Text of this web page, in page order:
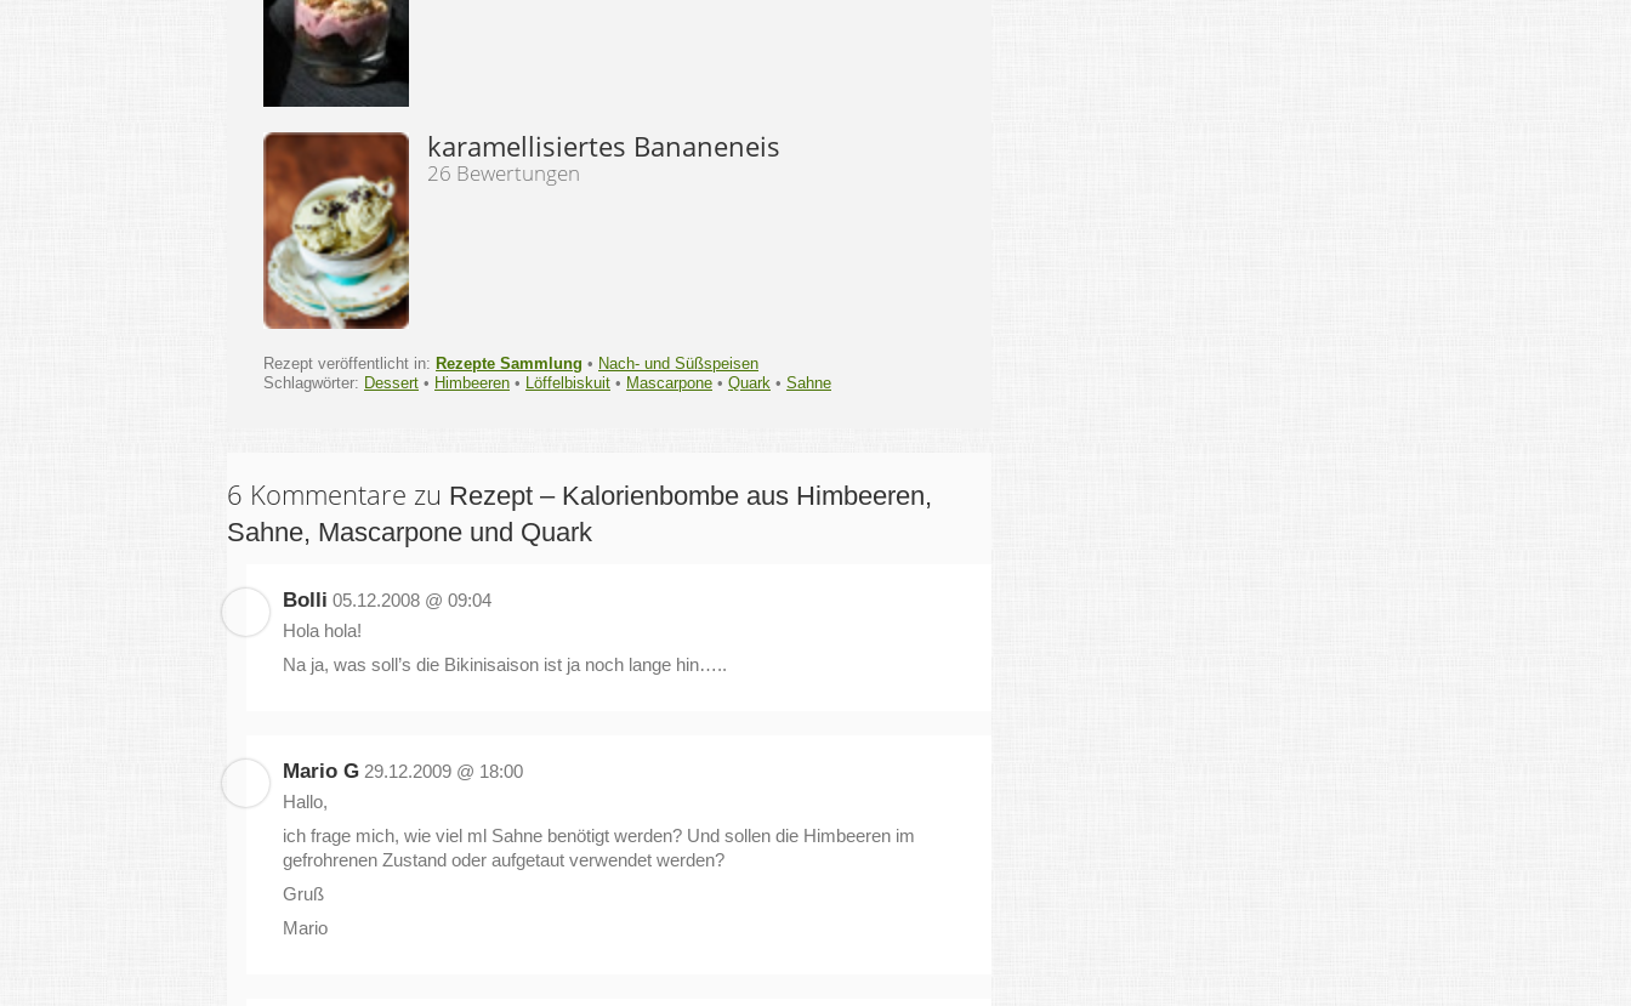
karamellisiertes Bananeneis
26 Bewertungen
Rezept veröffentlicht in: Rezepte Sammlung • Nach- und Süßspeisen
Schlagwörter: Dessert • Himbeeren • Löffelbiskuit • Mascarpone • Quark • Sahne
6 Kommentare zu Rezept – Kalorienbombe aus Himbeeren,
Sahne, Mascarpone und Quark
Bolli 05.12.2008 @ 09:04
Hola hola!
Na ja, was soll’s die Bikinisaison ist ja noch lange hin…..
Mario G 29.12.2009 @ 18:00
Hallo,
ich frage mich, wie viel ml Sahne benötigt werden? Und sollen die Himbeeren im
gefrohrenen Zustand oder aufgetaut verwendet werden?
Gruß
Mario